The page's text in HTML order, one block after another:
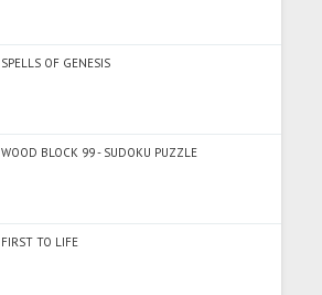
SPELLS OF GENESIS
WOOD BLOCK 99 - SUDOKU PUZZLE
FIRST TO LIFE